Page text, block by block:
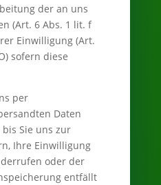
der an uns
(Art. 6 Abs. 1 lit. f
Einwilligung (Art.
sofern diese
per
Daten
Sie uns zur
Ihre Einwilligung
oder der
entfällt